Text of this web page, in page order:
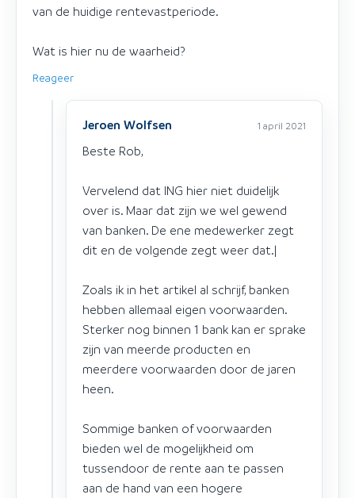
van de huidige rentevastperiode.
Wat is hier nu de waarheid?
Reageer
Jeroen Wolfsen 1 april 2021
Beste Rob,
Vervelend dat ING hier niet duidelijk
over is. Maar dat zijn we wel gewend
van banken. De ene medewerker zegt
dit en de volgende zegt weer dat.|
Zoals ik in het artikel al schrijf, banken
hebben allemaal eigen voorwaarden.
Sterker nog binnen 1 bank kan er sprake
zijn van meerde producten en
meerdere voorwaarden door de jaren
heen.
Sommige banken of voorwaarden
bieden wel de mogelijkheid om
tussendoor de rente aan te passen
aan de hand van een hogere